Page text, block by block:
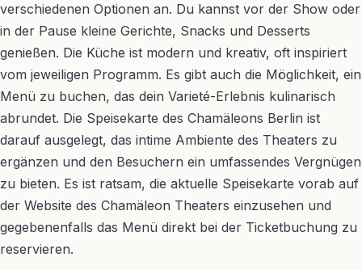
verschiedenen Optionen an. Du kannst vor der Show oder
in der Pause kleine Gerichte, Snacks und Desserts
genießen. Die Küche ist modern und kreativ, oft inspiriert
vom jeweiligen Programm. Es gibt auch die Möglichkeit, ein
Menü zu buchen, das dein Varieté-Erlebnis kulinarisch
abrundet. Die Speisekarte des Chamäleons Berlin ist
darauf ausgelegt, das intime Ambiente des Theaters zu
ergänzen und den Besuchern ein umfassendes Vergnügen
zu bieten. Es ist ratsam, die aktuelle Speisekarte vorab auf
der Website des Chamäleon Theaters einzusehen und
gegebenenfalls das Menü direkt bei der Ticketbuchung zu
reservieren.